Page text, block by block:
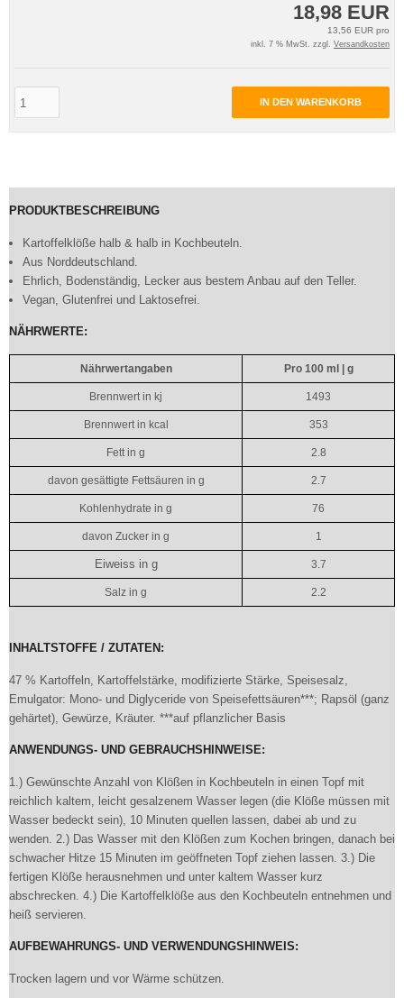
18,98 EUR
13,56 EUR pro
inkl. 7 % MwSt. zzgl. Versandkosten
IN DEN WARENKORB
PRODUKTBESCHREIBUNG
Kartoffelklöße halb & halb in Kochbeuteln.
Aus Norddeutschland.
Ehrlich, Bodenständig, Lecker aus bestem Anbau auf den Teller.
Vegan, Glutenfrei und Laktosefrei.
NÄHRWERTE:
Nährwertangaben Pro 100 ml | g
Brennwert in kj 1493
Brennwert in kcal 353
Fett in g 2.8
davon gesättigte Fettsäuren in g 2.7
Kohlenhydrate in g 76
davon Zucker in g 1
Eiweiss in g 3.7
Salz in g 2.2
INHALTSTOFFE / ZUTATEN:
47 % Kartoffeln, Kartoffelstärke, modifizierte Stärke, Speisesalz,
Emulgator: Mono- und Diglyceride von Speisefettsäuren***; Rapsöl (ganz
gehärtet), Gewürze, Kräuter. ***auf pflanzlicher Basis
ANWENDUNGS- UND GEBRAUCHSHINWEISE:
1.) Gewünschte Anzahl von Klößen in Kochbeuteln in einen Topf mit
reichlich kaltem, leicht gesalzenem Wasser legen (die Klöße müssen mit
Wasser bedeckt sein), 10 Minuten quellen lassen, dabei ab und zu
wenden. 2.) Das Wasser mit den Klößen zum Kochen bringen, danach bei
schwacher Hitze 15 Minuten im geöffneten Topf ziehen lassen. 3.) Die
fertigen Klöße herausnehmen und unter kaltem Wasser kurz
abschrecken. 4.) Die Kartoffelklöße aus den Kochbeuteln entnehmen und
heiß servieren.
AUFBEWAHRUNGS- UND VERWENDUNGSHINWEIS:
Trocken lagern und vor Wärme schützen.